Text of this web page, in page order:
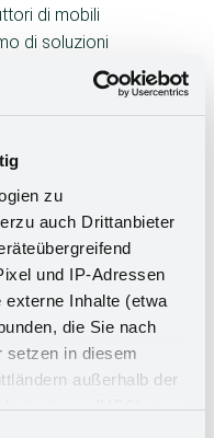
zu
auch Drittanbieter
und IP-Adressen
externe Inhalte (etwa
die Sie nach
setzen in diesem
außerhalb der
(USA) ein,
di mobili
di soluzioni
funzionalità e
nella
impiega 3.500
gestita da Oliver
continua a
tradizione e
che di attività
è
Award.